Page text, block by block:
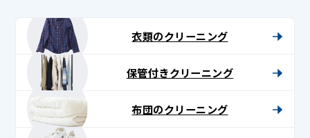
衣類のクリーニング
保管付きクリーニング
布団のクリーニング